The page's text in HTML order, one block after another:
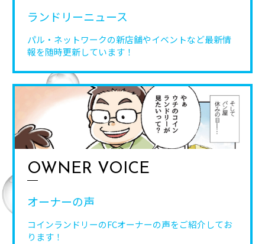
ランドリーニュース
パル・ネットワークの新店舗やイベントなど最新情
報を随時更新しています！
OWNER VOICE
オーナーの声
コインランドリーのFCオーナーの声をご紹介してお
ります！